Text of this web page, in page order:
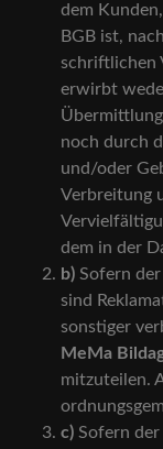
dem
BGB ist,
schriftlichen
erwirbt
noch durch
und/oder
Verbreitung
dem in der
b) Sofern
sind
sonstiger
MeMa
mitzuteilen.
c) Sofern der